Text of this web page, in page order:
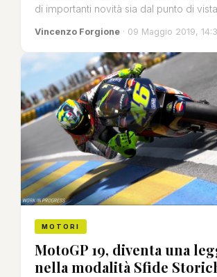
di importanti novità sia dal punto di
Vincenzo Forgione · 09 Maggio 2019,
MOTORI
MotoGP 19, diventa una
nella modalità Sfide